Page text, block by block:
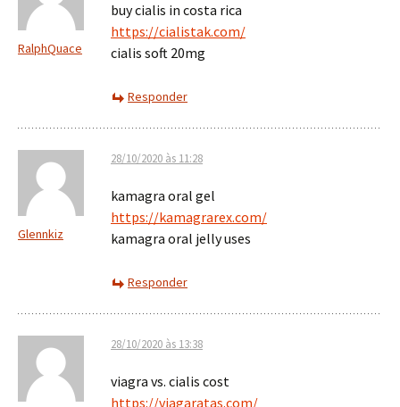
RalphQuace
buy cialis in costa rica
https://cialistak.com/
cialis soft 20mg
Responder
Glennkiz
28/10/2020 às 11:28
kamagra oral gel
https://kamagrarex.com/
kamagra oral jelly uses
Responder
28/10/2020 às 13:38
viagra vs. cialis cost
https://viagaratas.com/